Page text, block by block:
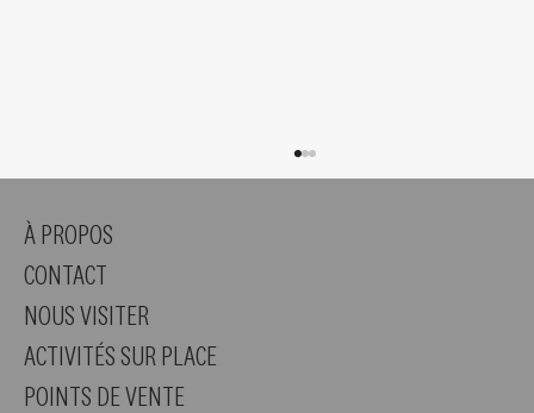
À PROPOS
CONTACT
NOUS VISITER
ACTIVITÉS SUR PLACE
POINTS DE VENTE